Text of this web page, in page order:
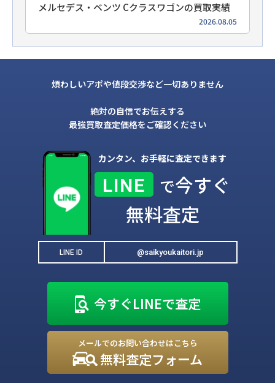
メルセデス・ベンツ Cクラスワゴンの買取実績
2026.08.05
煩わしいアポや値段交渉など一切ありません
絶対の自信でお伝えする
最強買取査定価格をご確認ください
カンタン、お手軽に査定できます
LINE で今すぐ
無料査定
LINE ID @saikyoukaitori.jp
今すぐLINEで査定
メールでのお問い合わせはこちら
無料査定フォーム